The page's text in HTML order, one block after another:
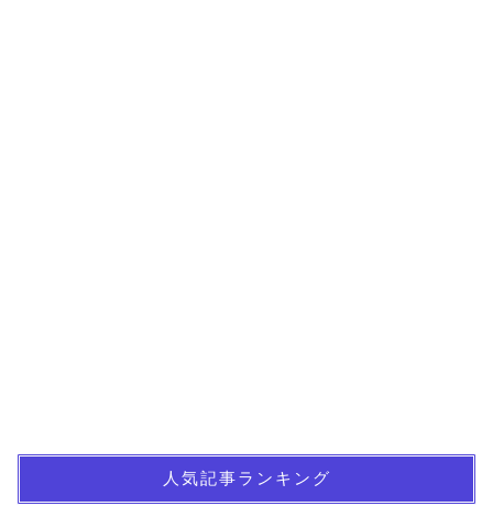
人気記事ランキング